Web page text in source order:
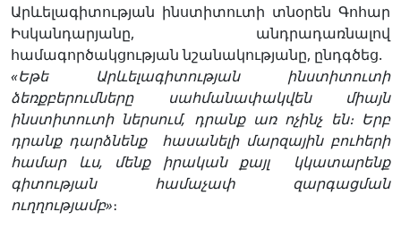
Արևելագիտության ինստիտուտի տնօրեն Գոհար
Իսկանդարյանը, անդրադառնալով
համագործակցության նշանակությանը, ընդգծեց.
«Եթե Արևելագիտության
ինստիտուտի
ձեռքբերումները
սահմանափակվեն
միայն
ինստիտուտի ներսում, դրանք առ ոչինչ են։ Երբ
դրանք դարձնենք հասանելի մարզային բուհերի
համար
ևս, մենք իրական քայլ
կկատարենք
գիտության
համաչափ
զարգացման
ուղղությամբ»։